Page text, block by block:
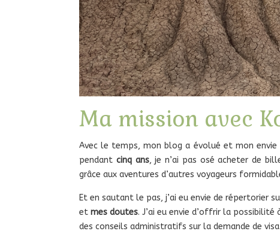
Ma mission avec
Avec le temps, mon blog a évolué et mon envie
pendant cinq ans, je n’ai pas osé acheter de
grâce aux aventures d’autres voyageurs
Et en sautant le pas, j’ai eu envie de répertorier
et mes doutes. J’ai eu envie d’offrir la
des conseils administratifs sur la demande de